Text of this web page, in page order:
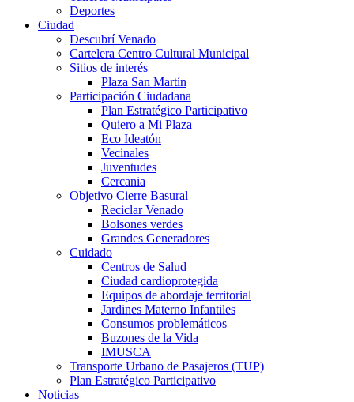
Deportes
Ciudad
Descubrí Venado
Cartelera Centro Cultural Municipal
Sitios de interés
Plaza San Martín
Participación Ciudadana
Plan Estratégico Participativo
Quiero a Mi Plaza
Eco Ideatón
Vecinales
Juventudes
Cercania
Objetivo Cierre Basural
Reciclar Venado
Bolsones verdes
Grandes Generadores
Cuidado
Centros de Salud
Ciudad cardioprotegida
Equipos de abordaje territorial
Jardines Materno Infantiles
Consumos problemáticos
Buzones de la Vida
IMUSCA
Transporte Urbano de Pasajeros (TUP)
Plan Estratégico Participativo
Noticias